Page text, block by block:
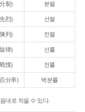
裂) 분렬
烈) 선렬
列) 진렬
律) 선률
慄) 전률
分率) 백분률
대로 적을 수 있다.